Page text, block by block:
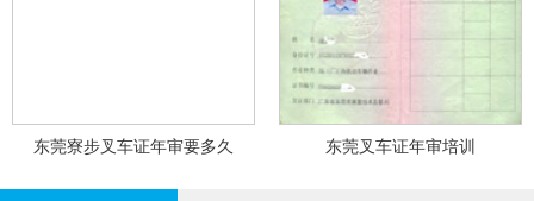
东莞寮步叉车证年审要多久 东莞叉车证年审培训